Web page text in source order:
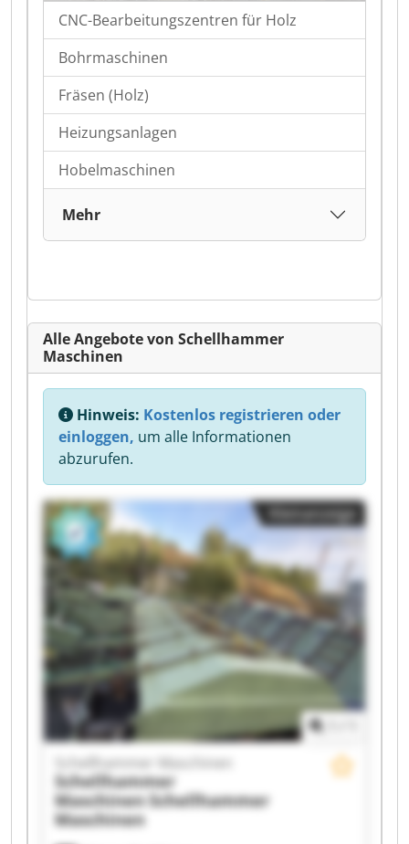
CNC-Bearbeitungszentren für Holz
Bohrmaschinen
Fräsen (Holz)
Heizungsanlagen
Hobelmaschinen
Mehr
Alle Angebote von Schellhammer
Maschinen
Hinweis: Kostenlos registrieren oder
einloggen, um alle Informationen
abzurufen.
Kleinanzeige
Schellhammer Maschinen
Schellhammer
Maschinen Schellhammer
Maschinen